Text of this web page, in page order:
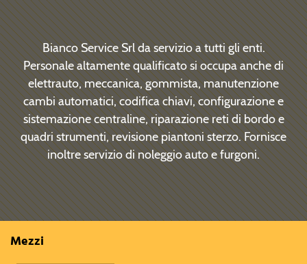
Bianco Service Srl da servizio a tutti gli enti.
Personale altamente qualificato si occupa anche di
elettrauto, meccanica, gommista, manutenzione
cambi automatici, codifica chiavi, configurazione e
sistemazione centraline, riparazione reti di bordo e
quadri strumenti, revisione piantoni sterzo. Fornisce
inoltre servizio di noleggio auto e furgoni.
Mezzi